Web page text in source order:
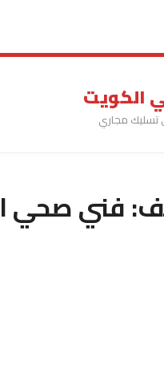
مجاري
فني صحي